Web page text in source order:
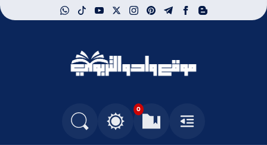
blogger
facebook
telegram
pinterest
instagram
x
youtube
tiktok
whatsapp
موقع وادو التربوي
القائمة
0
العلامات المرجعيةالتغيير بين الوضع النهاري والداكن
البحث في المدونة